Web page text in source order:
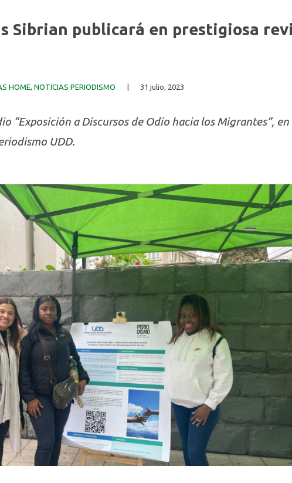
Sibrian publicará en prestigiosa
HOME, NOTICIAS PERIODISMO 31 julio, 2023
“Exposición a Discursos de Odio hacia los Migrantes”,
UDD.